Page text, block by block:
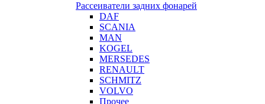
Рассеиватели задних фонарей
DAF
SCANIA
MAN
KOGEL
MERSEDES
RENAULT
SCHMITZ
VOLVO
Прочее